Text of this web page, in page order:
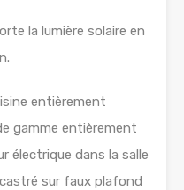
la lumière solaire en
entièrement
gamme entièrement
électrique dans la salle
sur faux plafond